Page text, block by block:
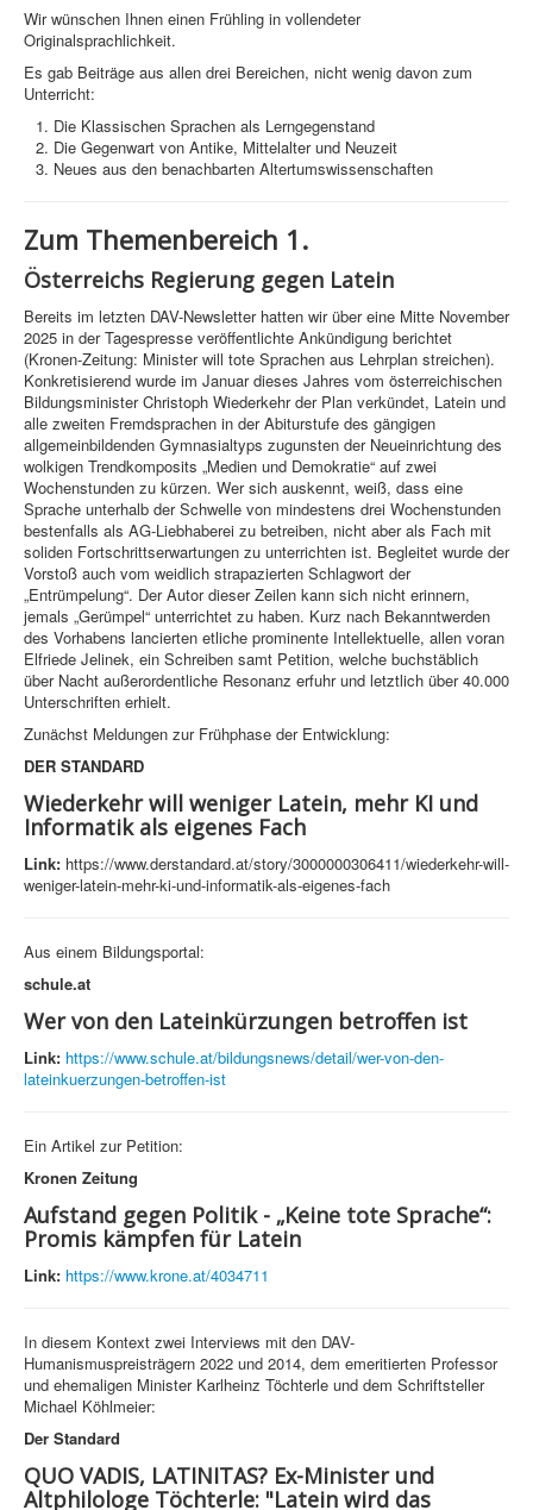
Wir wünschen Ihnen einen Frühling in vollendeter
Originalsprachlichkeit.
Es gab Beiträge aus allen drei Bereichen, nicht wenig davon zum
Unterricht:
Die Klassischen Sprachen als Lerngegenstand
Die Gegenwart von Antike, Mittelalter und Neuzeit
Neues aus den benachbarten Altertumswissenschaften
Zum Themenbereich 1.
Österreichs Regierung gegen Latein
Bereits im letzten DAV-Newsletter hatten wir über eine Mitte November
2025 in der Tagespresse veröffentlichte Ankündigung berichtet
(Kronen-Zeitung: Minister will tote Sprachen aus Lehrplan streichen).
Konkretisierend wurde im Januar dieses Jahres vom österreichischen
Bildungsminister Christoph Wiederkehr der Plan verkündet, Latein und
alle zweiten Fremdsprachen in der Abiturstufe des gängigen
allgemeinbildenden Gymnasialtyps zugunsten der Neueinrichtung des
wolkigen Trendkomposits „Medien und Demokratie“ auf zwei
Wochenstunden zu kürzen. Wer sich auskennt, weiß, dass eine
Sprache unterhalb der Schwelle von mindestens drei Wochenstunden
bestenfalls als AG-Liebhaberei zu betreiben, nicht aber als Fach mit
soliden Fortschrittserwartungen zu unterrichten ist. Begleitet wurde der
Vorstoß auch vom weidlich strapazierten Schlagwort der
„Entrümpelung“. Der Autor dieser Zeilen kann sich nicht erinnern,
jemals „Gerümpel“ unterrichtet zu haben. Kurz nach Bekanntwerden
des Vorhabens lancierten etliche prominente Intellektuelle, allen voran
Elfriede Jelinek, ein Schreiben samt Petition, welche buchstäblich
über Nacht außerordentliche Resonanz erfuhr und letztlich über 40.000
Unterschriften erhielt.
Zunächst Meldungen zur Frühphase der Entwicklung:
DER STANDARD
Wiederkehr will weniger Latein, mehr KI und
Informatik als eigenes Fach
Link: https://www.derstandard.at/story/3000000306411/wiederkehr-will-
weniger-latein-mehr-ki-und-informatik-als-eigenes-fach
Aus einem Bildungsportal:
schule.at
Wer von den Lateinkürzungen betroffen ist
Link: https://www.schule.at/bildungsnews/detail/wer-von-den-
lateinkuerzungen-betroffen-ist
Ein Artikel zur Petition:
Kronen Zeitung
Aufstand gegen Politik - „Keine tote Sprache“:
Promis kämpfen für Latein
Link: https://www.krone.at/4034711
In diesem Kontext zwei Interviews mit den DAV-
Humanismuspreisträgern 2022 und 2014, dem emeritierten Professor
und ehemaligen Minister Karlheinz Töchterle und dem Schriftsteller
Michael Köhlmeier:
Der Standard
QUO VADIS, LATINITAS? Ex-Minister und
Altphilologe Töchterle: "Latein wird das